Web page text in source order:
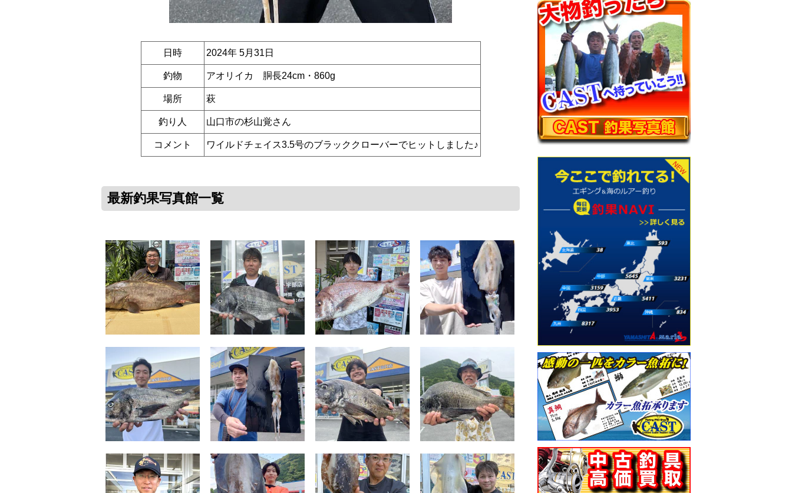
日時 2024年 5月31日
釣物 アオリイカ 胴長24cm・860g
場所 萩
釣り人 山口市の杉山覚さん
コメント ワイルドチェイス3.5号のブラッククローバーでヒットしました♪
最新釣果写真館一覧